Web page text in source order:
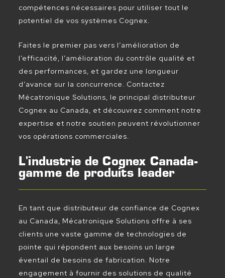
compétences nécessaires pour utiliser tout le
potentiel de vos systèmes Cognex.
Faites le premier pas vers l’amélioration de
l’efficacité, l’amélioration du contrôle qualité et
des performances, et gardez une longueur
d’avance sur la concurrence. Contactez
Mécatronique Solutions, le principal distributeur
Cognex au Canada, et découvrez comment notre
expertise et notre soutien peuvent révolutionner
vos opérations commerciales.
L'industrie de Cognex Canada-
gamme de produits leader
En tant que distributeur de confiance de Cognex
au Canada, Mécatronique Solutions offre à ses
clients une vaste gamme de technologies de
pointe qui répondent aux besoins un large
éventail de besoins de fabrication. Notre
engagement à fournir des solutions de qualité